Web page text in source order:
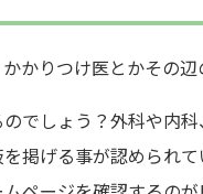
かりつけ医とかその辺
でしょう？外科や内
掲げる事が認められ